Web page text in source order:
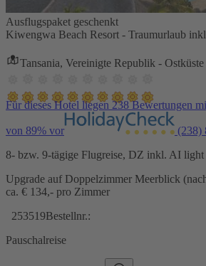
Ausflugspaket geschenkt
Kiwengwa Beach Resort - Traumurlaub
Tansania, Vereinigte Republik -
Für dieses Hotel liegen 238 Bewertungen
von 89% vor (238)
8- bzw. 9-tägige Flugreise, DZ inkl. AI light
Upgrade auf Doppelzimmer Meerblick
ca. € 134,- pro Zimmer
253519Bestellnr.:
Pauschalreise